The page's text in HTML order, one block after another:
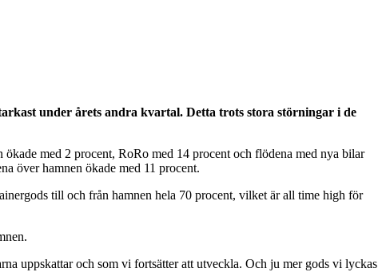
under årets andra kvartal. Detta trots stora störningar i de
med 2 procent, RoRo med 14 procent och flödena med nya bilar
över hamnen ökade med 11 procent.
till och från hamnen hela 70 procent, vilket är all time high för
uppskattar och som vi fortsätter att utveckla. Och ju mer gods vi lyckas